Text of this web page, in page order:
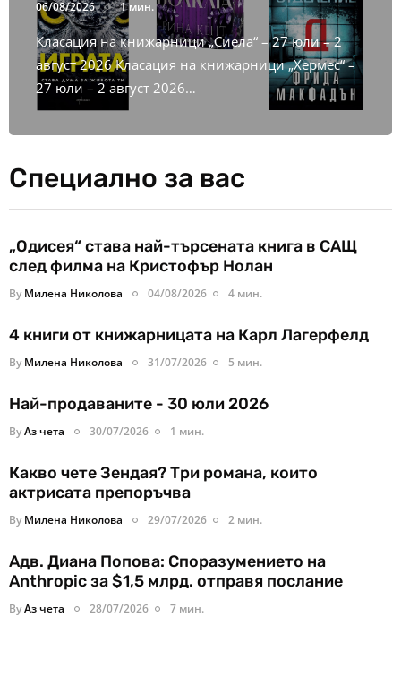
06/08/2026 1 мин.
Класация на книжарници „Сиела“ – 27 юли – 2
август 2026 Класация на книжарници „Хермес“ –
27 юли – 2 август 2026…
Специално за вас
„Одисея“ става най-търсената книга в САЩ
след филма на Кристофър Нолан
By Милена Николова 04/08/2026 4 мин.
4 книги от книжарницата на Карл Лагерфелд
By Милена Николова 31/07/2026 5 мин.
Най-продаваните - 30 юли 2026
ByАз чета 30/07/2026 1 мин.
Какво чете Зендая? Три романа, които
актрисата препоръчва
By Милена Николова 29/07/2026 2 мин.
Адв. Диана Попова: Споразумението на
Anthropic за $1,5 млрд. отправя послание
ByАз чета 28/07/2026 7 мин.